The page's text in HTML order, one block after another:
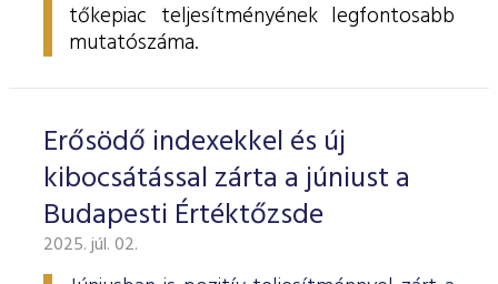
tőkepiac teljesítményének legfontosabb
mutatószáma.
Erősödő indexekkel és új
kibocsátással zárta a júniust a
Budapesti Értéktőzsde
2025. júl. 02.